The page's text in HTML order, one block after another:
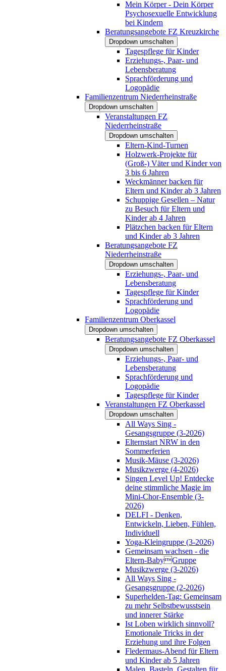
Mein Körper - Dein Körper
Psychosexuelle Entwicklung
bei Kindern
Beratungsangebote FZ Kreuzkirche
Dropdown umschalten
Tagespflege für Kinder
Erziehungs-, Paar- und
Lebensberatung
Sprachförderung und
Logopädie
Familienzentrum Niederrheinstraße
Dropdown umschalten
Veranstaltungen FZ
Niederrheinstraße
Dropdown umschalten
Eltern-Kind-Turnen
Holzwerk-Projekte für
(Groß-) Väter und Kinder von
3 bis 6 Jahren
Weckmänner backen für
Eltern und Kinder ab 3 Jahren
Schuppige Gesellen – Natur
zu Besuch für Eltern und
Kinder ab 4 Jahren
Plätzchen backen für Eltern
und Kinder ab 3 Jahren
Beratungsangebote FZ
Niederrheinstraße
Dropdown umschalten
Erziehungs-, Paar- und
Lebensberatung
Tagespflege für Kinder
Sprachförderung und
Logopädie
Familienzentrum Oberkassel
Dropdown umschalten
Beratungsangebote FZ Oberkassel
Dropdown umschalten
Erziehungs-, Paar- und
Lebensberatung
Sprachförderung und
Logopädie
Tagespflege für Kinder
Veranstaltungen FZ Oberkassel
Dropdown umschalten
All Ways Sing -
Gesangsgruppe (3-2026)
Elternstart NRW in den
Sommerferien
Musik-Mäuse (3-2026)
Musikzwerge (4-2026)
Singen Level Up! Entdecke
deine stimmliche Magie im
Mini-Chor-Ensemble (3-
2026)
DELFI - Denken,
Entwickeln, Lieben, Fühlen,
Individuell
Yoga-Kleingruppe (3-2026)
Gemeinsam wachsen - die
Eltern-BabyGruppe
Musikzwerge (3-2026)
All Ways Sing -
Gesangsgruppe (2-2026)
Superhelden-Tag: Gemeinsam
zu mehr Selbstbewusstsein
und innerer Stärke
Ist Loben wirklich sinnvoll?
Emotionale Tricks in der
Erziehung und ihre Folgen
Fledermaus-Abend für Eltern
und Kinder ab 5 Jahren
Malen, Basteln, Gestalten für